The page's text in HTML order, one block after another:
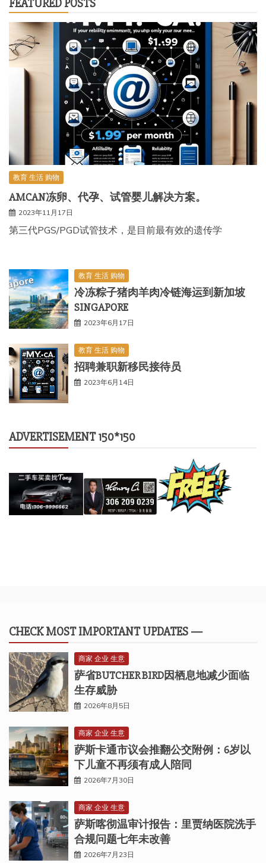
FEATURED POSTS
教育 生活 购物
AMCAN冻卵、代孕、试管婴儿解决方案。
2023年11月17日
第三代PGS/PGD试管技术，是目前最有效的遗传学
教育 生活 购物
冷冻粽子猪肉羊肉冷链海运到新加坡
SINGAPORE
2023年6月17日
教育 生活 购物
招聘兼职新移民接待员
2023年6月14日
ADVERTISEMENT 150*150
CHECK MOST IMPORTANT UPDATES —
商家 企业 生意
萨省BUTCHER BIRD因栖息地减少面临
生存威胁
2026年8月5日
商家 企业 生意
萨斯卡通市议会推翻公交附例：6岁以
下儿童不再须有成人陪同
2026年7月30日
商家 企业 生意
萨斯喀彻温审计报告：里贾纳医院洗手
合规问题七年未改善
2026年7月23日